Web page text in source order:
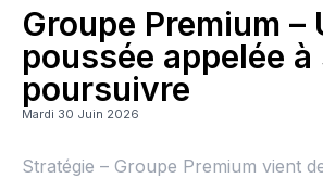
Groupe Premium –
poussée appelée à
poursuivre
Mardi 30 Juin 2026
Stratégie – Groupe Premium vient